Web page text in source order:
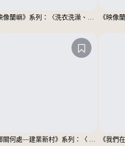
《映像蘭嶼》系列：〈洗衣洗澡、都在這裡〉
《鄉關何處—建業新村》系列：〈 邱敬賢04〉